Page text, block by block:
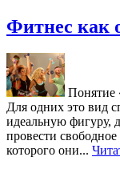
Фитнес как
Понятие
Для одних это вид
идеальную фигуру,
провести
которого они...